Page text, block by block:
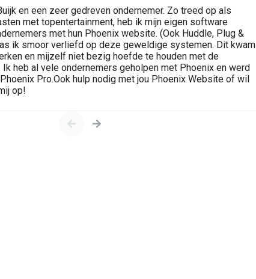
en een zeer gedreven ondernemer. Zo treed op als
met topentertainment, heb ik mijn eigen software
met hun Phoenix website. (Ook Huddle, Plug &
ik smoor verliefd op deze geweldige systemen. Dit kwam
en mijzelf niet bezig hoefde te houden met de
heb al vele ondernemers geholpen met Phoenix en werd
Pro.Ook hulp nodig met jou Phoenix Website of wil
op!